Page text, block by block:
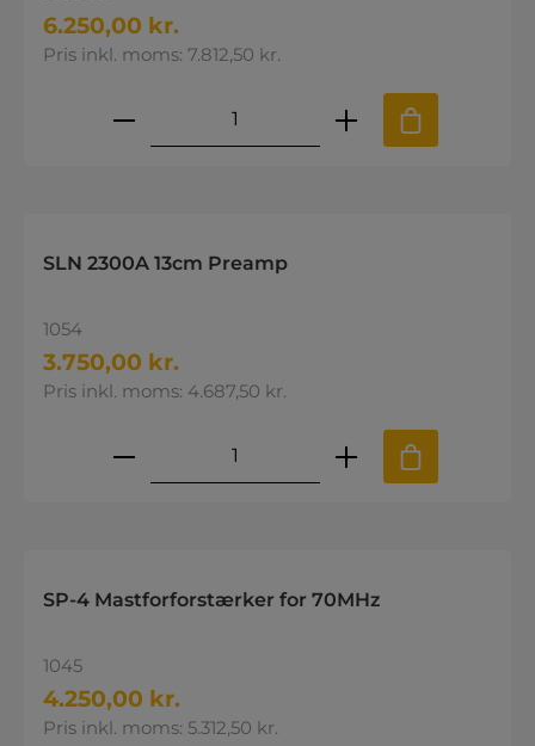
6.250,00 kr.
Pris inkl. moms: 7.812,50 kr.
Produktmængde: Indtast den
SLN 2300A 13cm Preamp
1054
3.750,00 kr.
Pris inkl. moms: 4.687,50 kr.
Produktmængde: Indtast den
SP-4 Mastforforstærker for 70MHz
1045
4.250,00 kr.
Pris inkl. moms: 5.312,50 kr.